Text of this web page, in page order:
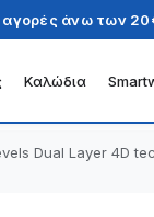
άνω των
Καλώδια
Dual Layer 4D